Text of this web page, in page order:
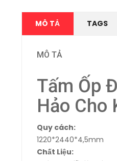
MÔ TẢ TAGS
MÔ TẢ
Tấm Ốp
Hảo Cho
Quy cách:
1220*2440*4,5mm
Chất Liệu: